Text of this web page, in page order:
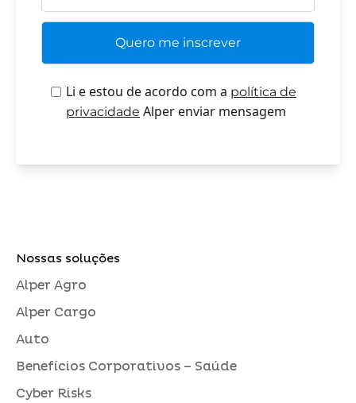
Li e estou de acordo com a política de
privacidade Alper enviar mensagem
Nossas soluções
Alper Agro
Alper Cargo
Auto
Benefícios Corporativos – Saúde
Cyber Risks